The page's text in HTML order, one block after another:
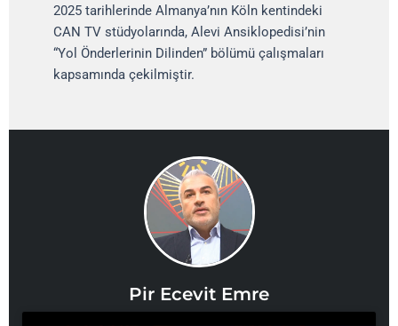
2025 tarihlerinde Almanya’nın Köln kentindeki
CAN TV stüdyolarında, Alevi Ansiklopedisi’nin
“Yol Önderlerinin Dilinden” bölümü çalışmaları
kapsamında çekilmiştir.
Pir Ecevit Emre